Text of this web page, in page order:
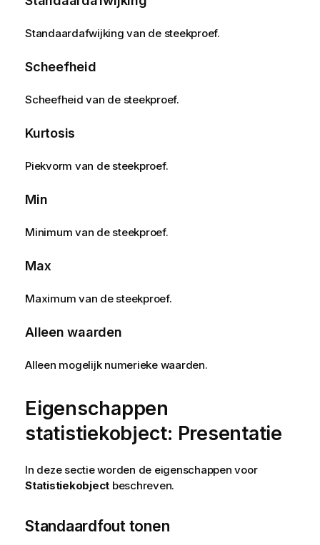
Standaardafwijking van de steekproef.
Scheefheid
Scheefheid van de steekproef.
Kurtosis
Piekvorm van de steekproef.
Min
Minimum van de steekproef.
Max
Maximum van de steekproef.
Alleen waarden
Alleen mogelijk numerieke waarden.
Eigenschappen
statistiekobject: Presentatie
In deze sectie worden de eigenschappen voor
Statistiekobject beschreven.
Standaardfout tonen